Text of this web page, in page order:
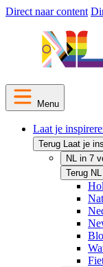
Direct naar content
Menu
Laat je
Terug Laat je
NL in 7
Terug